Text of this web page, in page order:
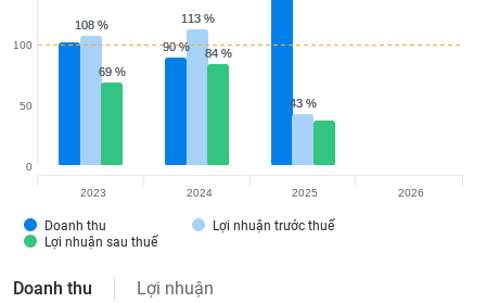
90 %
90 %
108 %
108 % 113 %
113 %
43 %
43 %
69 %
69 %
84 %
84 %
Doanh thu
Lợi nhuận trước thuế
Lợi nhuận sau thuế
0
50
100
2023 2024 2025 2026
Doanh thu Lợi nhuận